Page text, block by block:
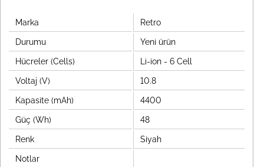
Marka Retro
Durumu Yeni ürün
Hücreler (Cells) Li-ion - 6 Cell
Voltaj (V) 10.8
Kapasite (mAh) 4400
Güç (Wh) 48
Renk Siyah
Notlar